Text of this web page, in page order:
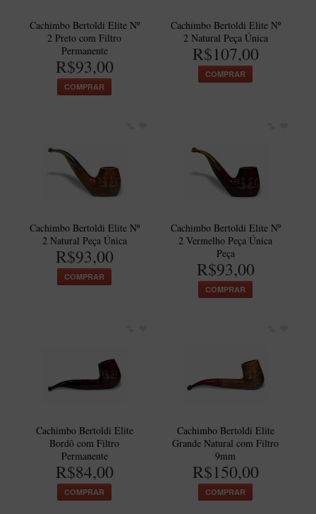
Suporte Churchwarden
Suporte para 2 Cachimbos
Suporte Redondo
Cachimbos com Anel
Cachimbos Mini
Elite Polido
Giovanni Encerado
Itália Encerado
Cachimbeco
Fiore
Giovanni
Jateado
Cachimbo Bertoldi Elite Nº
2 Preto com Filtro
Permanente
R$93,00
COMPRAR
Cachimbo Bertoldi Elite Nº
2 Natural Peça Única
R$107,00
COMPRAR
Cachimbo Bertoldi Elite Nº
2 Natural Peça Única
R$93,00
COMPRAR
Cachimbo Bertoldi Elite Nº
2 Vermelho Peça Única
Peça
R$93,00
COMPRAR
Cachimbo Bertoldi Elite
Bordô com Filtro
Permanente
R$84,00
COMPRAR
Cachimbo Bertoldi Elite
Grande Natural com Filtro
9mm
R$150,00
COMPRAR